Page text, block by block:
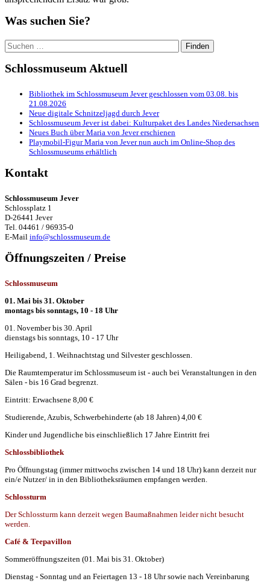
Was suchen Sie?
Suchen
nach:
Schlossmuseum Aktuell
Bibliothek im Schlossmuseum Jever geschlossen vom 03.08. bis
21.08.2026
Neue digitale Schnitzeljagd durch Jever
Schlossmuseum Jever ist dabei: Kulturpaket des Landes Niedersachsen
Neues Buch über Maria von Jever erschienen
Playmobil-Figur Maria von Jever nun auch im Online-Shop des
Schlossmuseums erhältlich
Kontakt
Schlossmuseum Jever
Schlossplatz 1
D-26441 Jever
Tel. 04461 / 96935-0
E-Mail info@schlossmuseum.de
Öffnungszeiten / Preise
Schlossmuseum
01. Mai bis 31. Oktober
montags bis sonntags, 10 - 18 Uhr
01. November bis 30. April
dienstags bis sonntags, 10 - 17 Uhr
Heiligabend, 1. Weihnachtstag und Silvester geschlossen.
Die Raumtemperatur im Schlossmuseum ist - auch bei Veranstaltungen in den
Sälen - bis 16 Grad begrenzt.
Eintritt: Erwachsene 8,00 €
Studierende, Azubis, Schwerbehinderte (ab 18 Jahren) 4,00 €
Kinder und Jugendliche bis einschließlich 17 Jahre Eintritt frei
Schlossbibliothek
Pro Öffnungstag (immer mittwochs zwischen 14 und 18 Uhr) kann derzeit nur
ein/e Nutzer/ in in den Bibliotheksräumen empfangen werden.
Schlossturm
Der Schlossturm kann derzeit wegen Baumaßnahmen leider nicht besucht
werden.
Café & Teepavillon
Sommeröffnungszeiten (01. Mai bis 31. Oktober)
Dienstag - Sonntag und an Feiertagen 13 - 18 Uhr sowie nach Vereinbarung